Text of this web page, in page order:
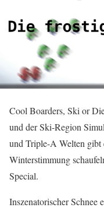
Cool Boarders, Ski or
und der Ski-Region
und Triple-A Welten gibt
Winterstimmung
Special.
Inszenatorischer Schnee